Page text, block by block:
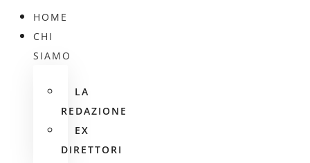
HOME
CHI
SIAMO
LA
REDAZIONE
EX
DIRETTORI